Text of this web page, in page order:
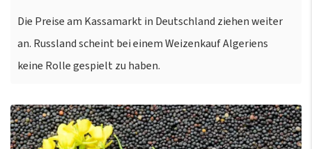
Die Preise am Kassamarkt in Deutschland ziehen weiter
an. Russland scheint bei einem Weizenkauf Algeriens
keine Rolle gespielt zu haben.